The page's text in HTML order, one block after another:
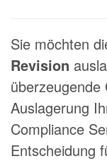
Sie möchten
Revision
Auslagerung
Compliance
Entscheidung